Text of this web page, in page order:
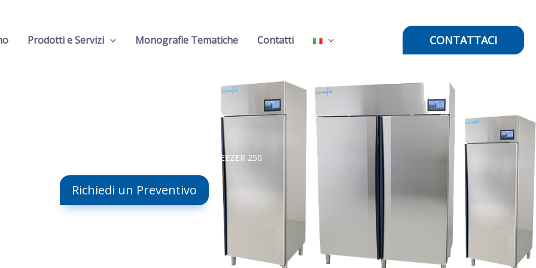
Prodotti e Servizi Monografie Tematiche Contatti CONTATTACI
Frigorifero C-FREEZER 250
Richiedi un Preventivo